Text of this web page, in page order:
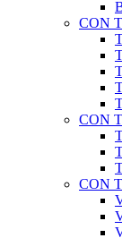
CON
CON
CON